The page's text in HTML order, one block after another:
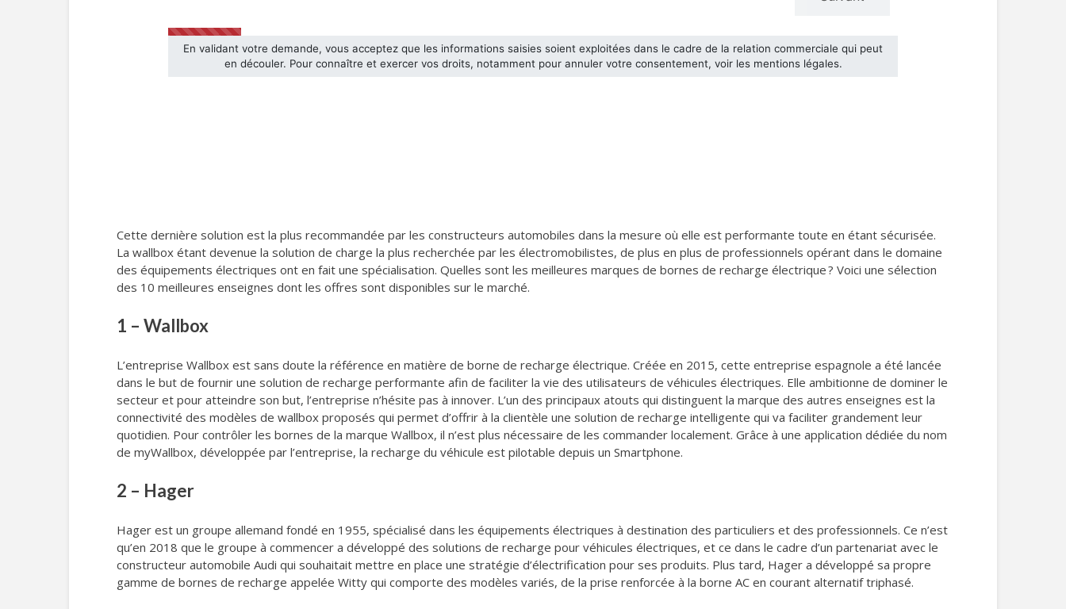
Cette dernière solution est la plus recommandée par les constructeurs automobiles dans la mesure où elle est performante toute en étant sécurisée.
La wallbox étant devenue la solution de charge la plus recherchée par les électromobilistes, de plus en plus de professionnels opérant dans le domaine
des équipements électriques ont en fait une spécialisation. Quelles sont les meilleures marques de bornes de recharge électrique ? Voici une sélection
des 10 meilleures enseignes dont les offres sont disponibles sur le marché.
1 – Wallbox
L’entreprise Wallbox est sans doute la référence en matière de borne de recharge électrique. Créée en 2015, cette entreprise espagnole a été lancée
dans le but de fournir une solution de recharge performante afin de faciliter la vie des utilisateurs de véhicules électriques. Elle ambitionne de dominer le
secteur et pour atteindre son but, l’entreprise n’hésite pas à innover. L’un des principaux atouts qui distinguent la marque des autres enseignes est la
connectivité des modèles de wallbox proposés qui permet d’offrir à la clientèle une solution de recharge intelligente qui va faciliter grandement leur
quotidien. Pour contrôler les bornes de la marque Wallbox, il n’est plus nécessaire de les commander localement. Grâce à une application dédiée du nom
de myWallbox, développée par l’entreprise, la recharge du véhicule est pilotable depuis un Smartphone.
2 – Hager
Hager est un groupe allemand fondé en 1955, spécialisé dans les équipements électriques à destination des particuliers et des professionnels. Ce n’est
qu’en 2018 que le groupe à commencer a développé des solutions de recharge pour véhicules électriques, et ce dans le cadre d’un partenariat avec le
constructeur automobile Audi qui souhaitait mettre en place une stratégie d’électrification pour ses produits. Plus tard, Hager a développé sa propre
gamme de bornes de recharge appelée Witty qui comporte des modèles variés, de la prise renforcée à la borne AC en courant alternatif triphasé.